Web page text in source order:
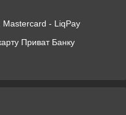
Mastercard - LiqPay
Приват Банку